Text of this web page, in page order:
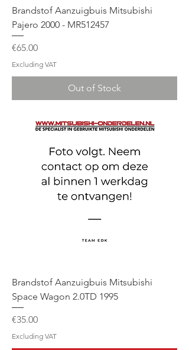
Brandstof Aanzuigbuis Mitsubishi
Pajero 2000 - MR512457
Price
€65.00
Excluding VAT
Out of Stock
Brandstof Aanzuigbuis Mitsubishi
Space Wagon 2.0TD 1995
Price
€35.00
Excluding VAT